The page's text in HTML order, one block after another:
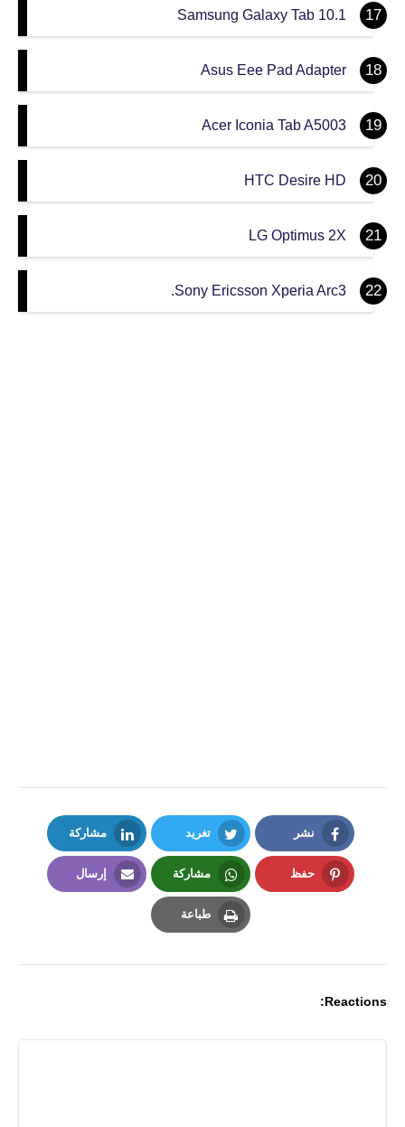
Samsung Galaxy Tab 10.1
Asus Eee Pad Adapter
Acer Iconia Tab A5003
HTC Desire HD
LG Optimus 2X
Sony Ericsson Xperia Arc3.
نشر
Facebook
تغريد
Twitter
مشاركة
LinkedIn
حفظ مشاركة
Whatsapp
إرسال
طباعة
Reactions: